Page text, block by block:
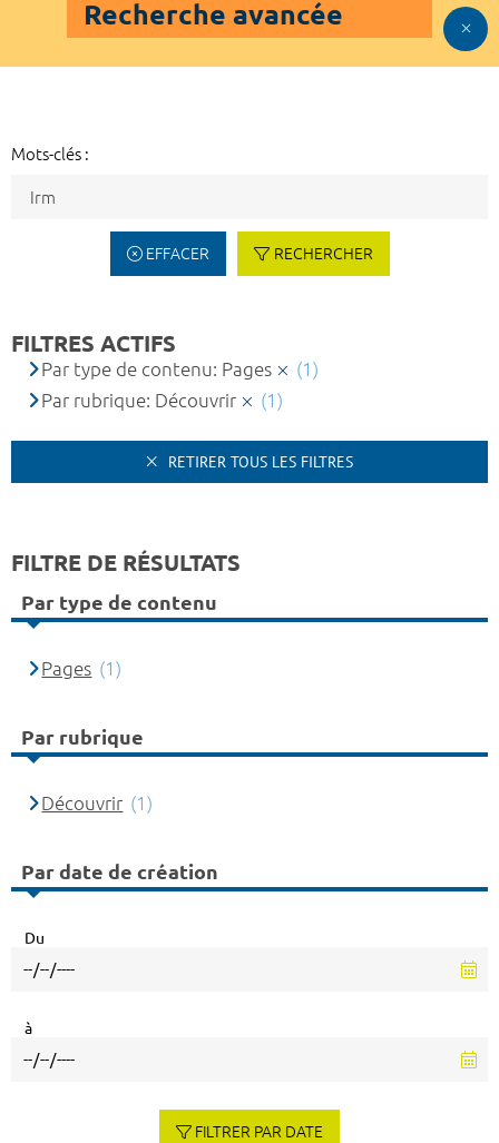
Recherche avancée
Mots-clés :
EFFACER RECHERCHER
FILTRES ACTIFS
Par type de contenu: Pages
(1)
Par rubrique: Découvrir
(1)
RETIRER TOUS LES FILTRES
FILTRE DE RÉSULTATS
Par type de contenu
Pages (1)
Par rubrique
Découvrir (1)
Par date de création
Du
à
FILTRER PAR DATE